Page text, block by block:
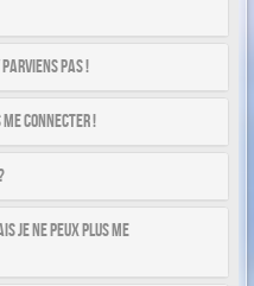
pas !
connecter !
je ne peux plus me